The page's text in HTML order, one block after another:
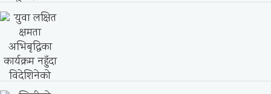
नेपालको अर्थतन्त्र : वर्तमान अवस्था, चुनौतीहरू
र सुधारका...